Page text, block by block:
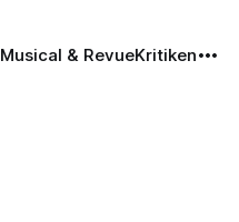
Musical & RevueKritiken